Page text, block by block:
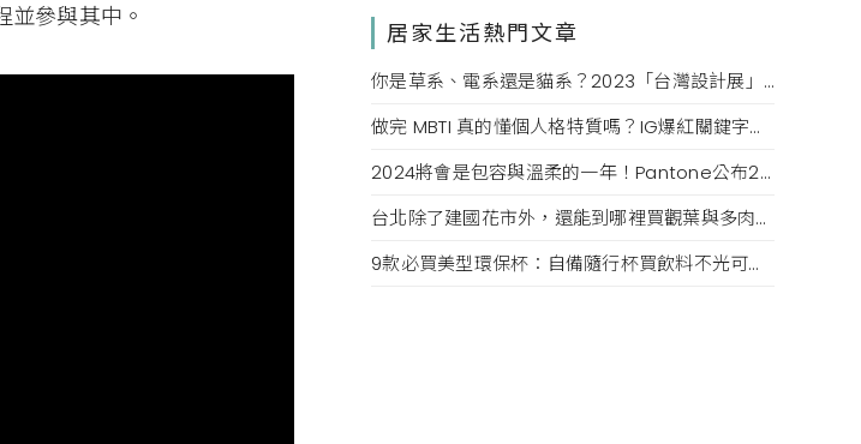
參與其中。
居家生活熱門文章
你是草系、電系還是貓系？2023「台灣設計展」心理測驗測出跟你同種屬性的「圈內人」
做完 MBTI 真的懂個人格特質嗎？IG爆紅關鍵字版「16型人格分析」，用OS模式更了解內心個性
2024將會是包容與溫柔的一年！Pantone公布2024顏色為「Peach Fuzz」柔和桃，表述對寧靜的渴望
台北除了建國花市外，還能到哪裡買觀葉與多肉植物？MRS. INOUE、A Life with Plants、品日子…每一間都好好逛
9款必買美型環保杯：自備隨行杯買飲料不光可以保護環境，飲料杯拿在手還是生活品味的表現